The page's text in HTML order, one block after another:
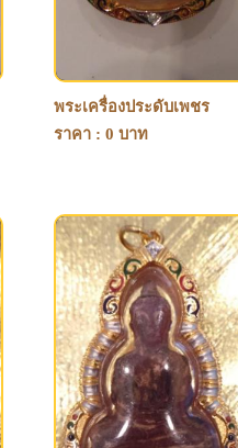
พระเครื่องประดับเพชร
ราคา : 0 บาท